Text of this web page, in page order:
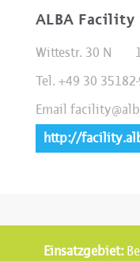
ALBA Facility
Wittestr. 30 N
Tel. +49 30
Email
http://
Einsatzgebiet: